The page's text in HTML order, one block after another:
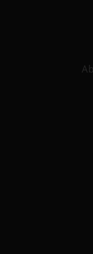
Birthday
Themed gift